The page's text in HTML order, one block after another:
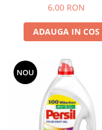
6,00 RON
ADAUGA IN COS
NOU